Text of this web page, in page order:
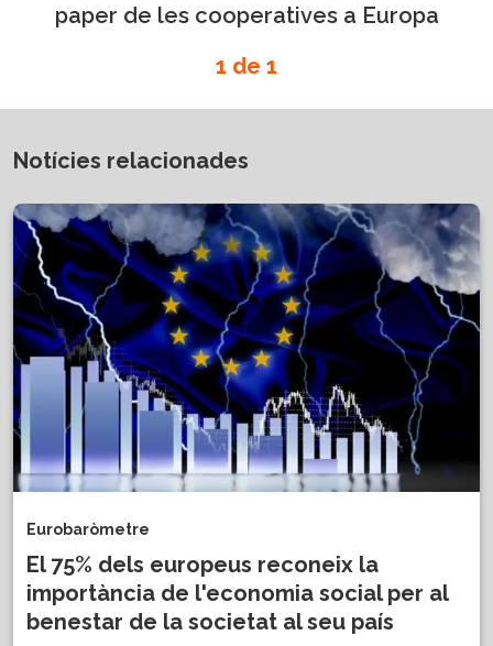
paper de les cooperatives a Europa
1 de 1
Notícies relacionades
Eurobaròmetre
El 75% dels europeus reconeix la
importància de l'economia social per al
benestar de la societat al seu país